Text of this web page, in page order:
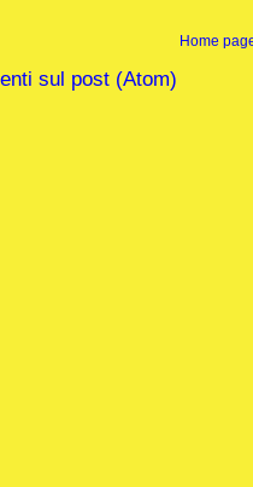
Home
sul post (Atom)